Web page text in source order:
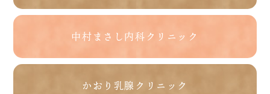
中村まさし内科クリニック
かおり乳腺クリニック